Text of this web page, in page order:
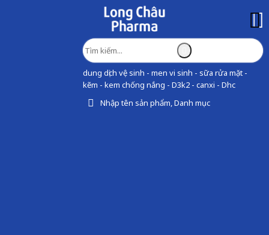
dung dịch vệ sinh - men vi sinh - sữa rửa mặt -
kẽm - kem chống nắng - D3k2 - canxi - Dhc
Nhập tên sản phẩm, Danh mục